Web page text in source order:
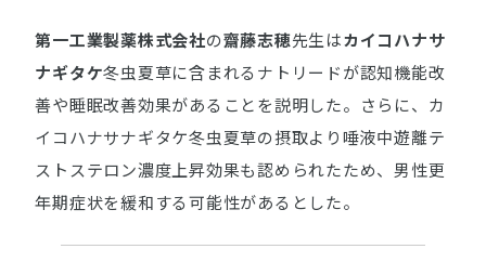
第一工業製薬株式会社の齋藤志穂先生はカイコハナサ
ナギタケ冬虫夏草に含まれるナトリードが認知機能改
善や睡眠改善効果があることを説明した。さらに、カ
イコハナサナギタケ冬虫夏草の摂取より唾液中遊離テ
ストステロン濃度上昇効果も認められたため、男性更
年期症状を緩和する可能性があるとした。